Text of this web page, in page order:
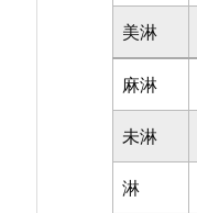
美淋
麻淋
未淋
淋